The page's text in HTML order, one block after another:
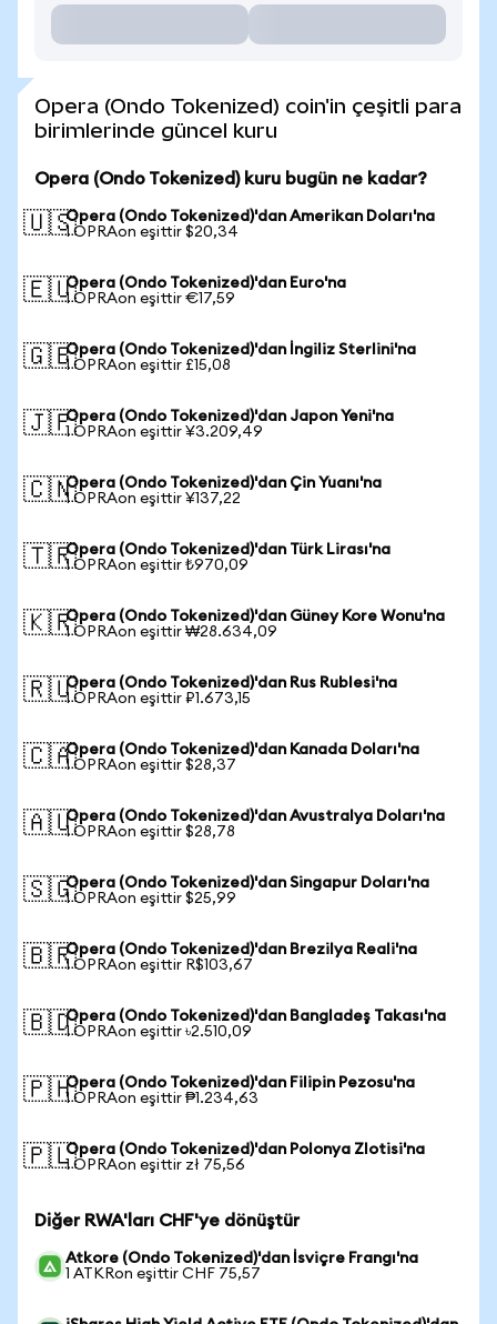
Opera (Ondo Tokenized) coin'in çeşitli para
birimlerinde güncel kuru
Opera (Ondo Tokenized) kuru bugün ne kadar?
🇺🇸Opera (Ondo Tokenized)'dan Amerikan Doları'na
1 OPRAon eşittir $20,34
🇪🇺Opera (Ondo Tokenized)'dan Euro'na
1 OPRAon eşittir €17,59
🇬🇧Opera (Ondo Tokenized)'dan İngiliz Sterlini'na
1 OPRAon eşittir £15,08
🇯🇵Opera (Ondo Tokenized)'dan Japon Yeni'na
1 OPRAon eşittir ¥3.209,49
🇨🇳Opera (Ondo Tokenized)'dan Çin Yuanı'na
1 OPRAon eşittir ¥137,22
🇹🇷Opera (Ondo Tokenized)'dan Türk Lirası'na
1 OPRAon eşittir ₺970,09
🇰🇷Opera (Ondo Tokenized)'dan Güney Kore Wonu'na
1 OPRAon eşittir ₩28.634,09
🇷🇺Opera (Ondo Tokenized)'dan Rus Rublesi'na
1 OPRAon eşittir ₽1.673,15
🇨🇦Opera (Ondo Tokenized)'dan Kanada Doları'na
1 OPRAon eşittir $28,37
🇦🇺Opera (Ondo Tokenized)'dan Avustralya Doları'na
1 OPRAon eşittir $28,78
🇸🇬Opera (Ondo Tokenized)'dan Singapur Doları'na
1 OPRAon eşittir $25,99
🇧🇷Opera (Ondo Tokenized)'dan Brezilya Reali'na
1 OPRAon eşittir R$103,67
🇧🇩Opera (Ondo Tokenized)'dan Bangladeş Takası'na
1 OPRAon eşittir ৳2.510,09
🇵🇭Opera (Ondo Tokenized)'dan Filipin Pezosu'na
1 OPRAon eşittir ₱1.234,63
🇵🇱Opera (Ondo Tokenized)'dan Polonya Zlotisi'na
1 OPRAon eşittir zł 75,56
Diğer RWA'ları CHF'ye dönüştür
Atkore (Ondo Tokenized)'dan İsviçre Frangı'na
1 ATKRon eşittir CHF 75,57